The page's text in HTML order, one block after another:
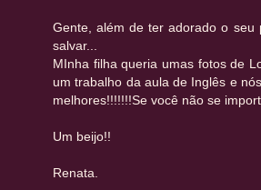
Gente, além de ter adorado o seu
salvar...
MInha filha queria umas fotos de
um trabalho da aula de Inglês e
melhores!!!!!!!Se você não se
Um beijo!!
Renata.